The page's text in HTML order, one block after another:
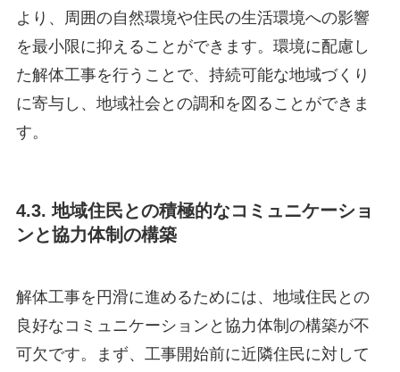
より、周囲の自然環境や住民の生活環境への影響
を最小限に抑えることができます。環境に配慮し
た解体工事を行うことで、持続可能な地域づくり
に寄与し、地域社会との調和を図ることができま
す。
4.3. 地域住民との積極的なコミュニケーショ
ンと協力体制の構築
解体工事を円滑に進めるためには、地域住民との
良好なコミュニケーションと協力体制の構築が不
可欠です。まず、工事開始前に近隣住民に対して